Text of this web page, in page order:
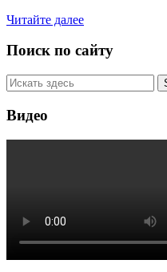
Читайте далее
Поиск по сайту
Видео